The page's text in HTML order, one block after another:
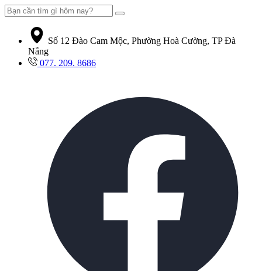
Số 12 Đào Cam Mộc, Phường Hoà Cường, TP Đà
Nẵng
077. 209. 8686